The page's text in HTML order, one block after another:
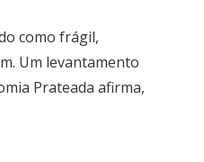
como frágil,
Um levantamento
Prateada afirma,